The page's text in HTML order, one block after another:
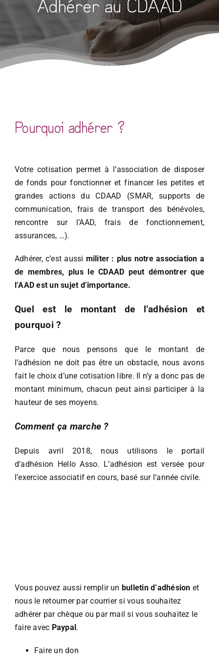
Pourquoi adhérer ?
Votre cotisation permet à l’association de disposer
de fonds pour fonctionner et financer les petites et
grandes actions du CDAAD (SMAR, supports de
communication, frais de transport des bénévoles,
rencontre sur l’AAD, frais de fonctionnement,
assurances, …).
Adhérer, c’est aussi militer : plus notre association a
de membres, plus le CDAAD peut démontrer que
l’AAD est un sujet d’importance.
Quel est le montant de l’adhésion et
pourquoi ?
Parce que nous pensons que le montant de
l’adhésion ne doit pas être un obstacle, nous avons
fait le choix d’une cotisation libre. Il n’y a donc pas de
montant minimum, chacun peut ainsi participer à la
hauteur de ses moyens.
Comment ça marche ?
Depuis avril 2018, nous utilisons le portail
d’adhésion Hello Asso. L’adhésion est versée pour
l’exercice associatif en cours, basé sur l’année civile.
Vous pouvez aussi remplir un bulletin d’adhésion et
nous le retourner par courrier si vous souhaitez
adhérer par chèque ou par mail si vous souhaitez le
faire avec Paypal.
Faire un don